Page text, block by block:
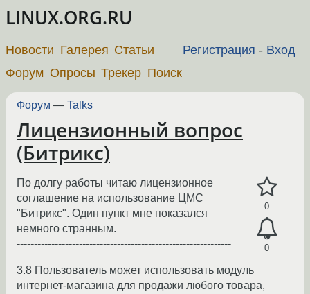
LINUX.ORG.RU
Регистрация - Вход
Новости Галерея Статьи
Форум Опросы Трекер Поиск
Форум — Talks
Лицензионный вопрос
(Битрикс)
0
0
По долгу работы читаю лицензионное
соглашение на использование ЦМС
"Битрикс". Один пункт мне показался
немного странным.
--------------------------------------------------------------
3.8 Пользователь может использовать модуль
интернет-магазина для продажи любого товара,